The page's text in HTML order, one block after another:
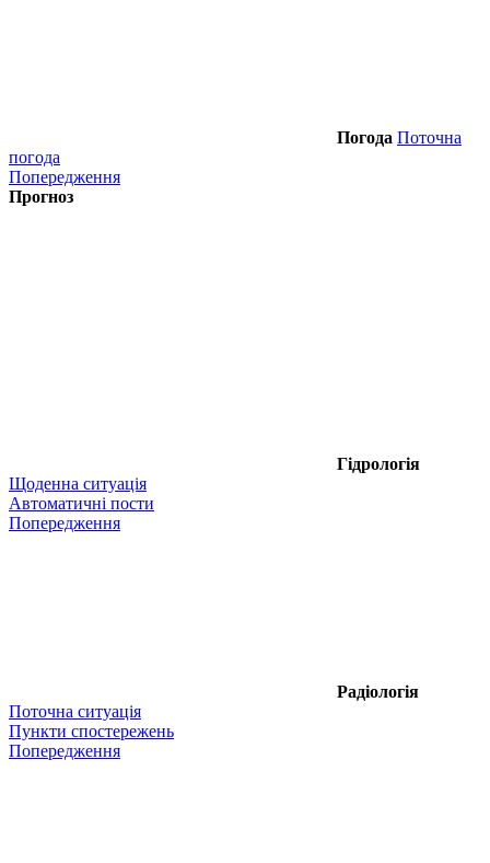
Погода Поточна
погода
Попередження
Прогноз
Гідрологія
Щоденна ситуація
Автоматичні пости
Попередження
Радіологія
Поточна ситуація
Пункти спостережень
Попередження